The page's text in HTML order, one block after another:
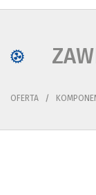
OFERTA